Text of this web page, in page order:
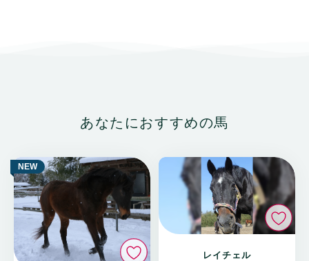
あなたにおすすめの馬
NEW
いいね
レイチェル